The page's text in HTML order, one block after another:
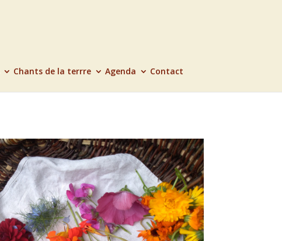
Chants de la terrre Agenda Contact